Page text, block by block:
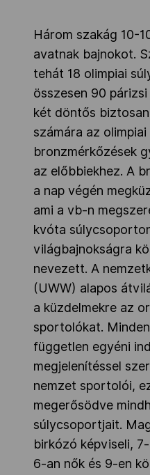
Három szakág 10-
avatnak bajnokot.
tehát 18 olimpiai
összesen 90
két döntős
számára az
bronzmérkőzések
az előbbiekhez. A
a nap végén
ami a vb-n
kvóta
világbajnokságra
nevezett. A
(UWW) alapos
a küzdelmekre az
sportolókat.
független egyéni
megjelenítéssel
nemzet sportolói,
megerősödve
súlycsoportjait.
birkózó képviseli,
6-an nők és 9-en